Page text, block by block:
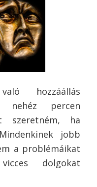
hozzáállás
nehéz percen
szeretném, ha
jobb
a problémáikat
dolgokat